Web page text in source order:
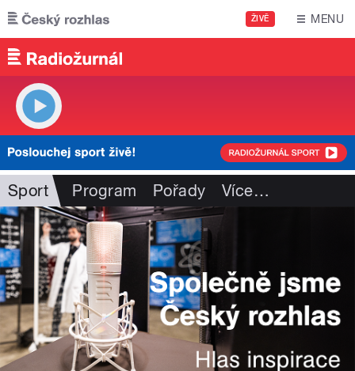
Přejít k hlavnímu obsahu
ŽIVĚ MENU
Sport Program Pořady Více…